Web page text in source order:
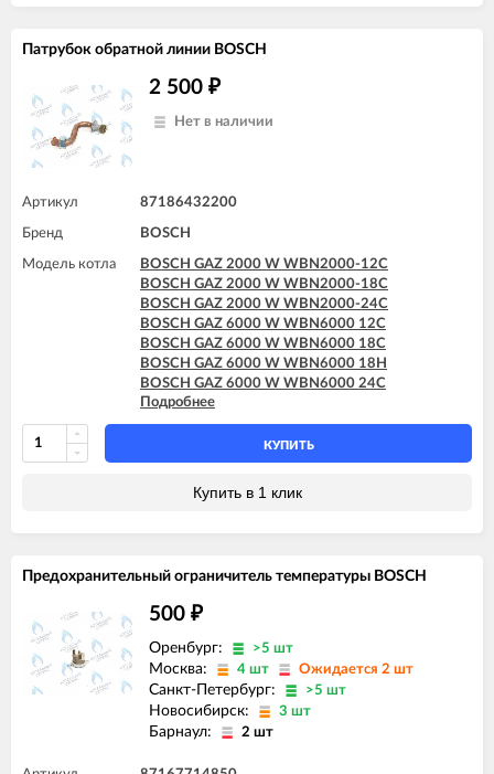
Патрубок обратной линии BOSCH
2 500 ₽
Нет в наличии
Артикул 87186432200
Бренд BOSCH
Модель котла
BOSCH GAZ 2000 W WBN2000-12C
BOSCH GAZ 2000 W WBN2000-18C
BOSCH GAZ 2000 W WBN2000-24C
BOSCH GAZ 6000 W WBN6000 12C
BOSCH GAZ 6000 W WBN6000 18C
BOSCH GAZ 6000 W WBN6000 18H
BOSCH GAZ 6000 W WBN6000 24C
BOSCH GAZ 6000 W WBN6000 24H
BOSCH GAZ 6000 W WBN6000 28C
BOSCH GAZ 6000 W WBN6000 28H
Подробнее
КУПИТЬ
Купить в 1 клик
Предохранительный ограничитель температуры BOSCH
500 ₽
Оренбург: >5 шт
Москва: 4 шт Ожидается 2 шт
Санкт-Петербург: >5 шт
Новосибирск: 3 шт
Барнаул: 2 шт